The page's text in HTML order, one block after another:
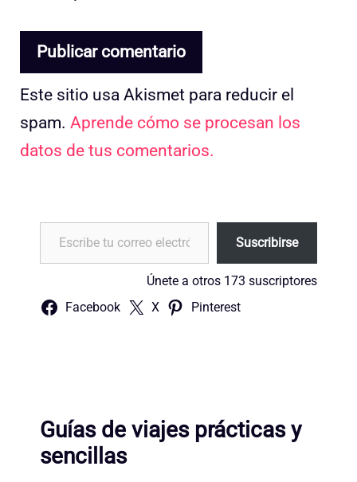
Este sitio usa Akismet para reducir el
spam. Aprende cómo se procesan los
datos de tus comentarios.
Escribe tu correo electrónico…
Suscribirse
Únete a otros 173 suscriptores
Facebook X Pinterest
Guías de viajes prácticas y
sencillas